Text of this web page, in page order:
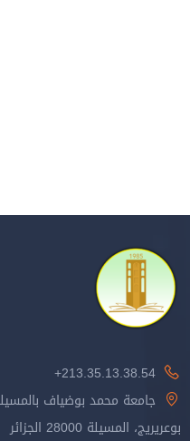
213.35.13.38.54+
جامعة محمد بوضياف
بوعريريج، المسيلة 28000 الجزائر